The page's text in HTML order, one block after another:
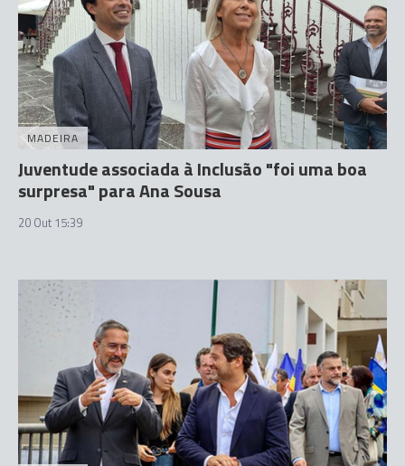
MADEIRA
Juventude associada à Inclusão "foi uma boa
surpresa" para Ana Sousa
20 Out 15:39